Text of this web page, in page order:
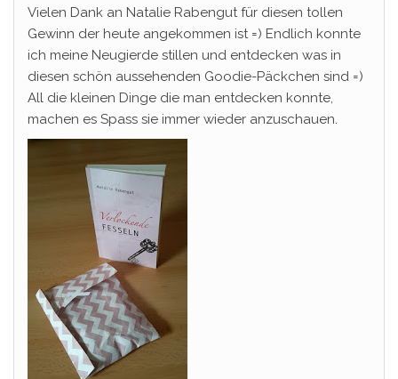
Vielen Dank an Natalie Rabengut​ für diesen tollen
Gewinn der heute angekommen ist =) Endlich konnte
ich meine Neugierde stillen und entdecken was in
diesen schön aussehenden Goodie-Päckchen sind =)
All die kleinen Dinge die man entdecken konnte,
machen es Spass sie immer wieder anzuschauen.